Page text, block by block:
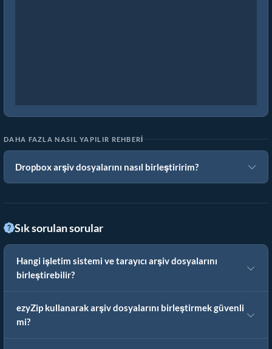
DAHA FAZLA NASIL YAPILIR REHBERI
Dropbox arşiv dosyalarını nasıl birleştiririm?
Sık sorulan sorular
Hangi işletim sistemi ve tarayıcı arşiv dosyalarını
birleştirebilir?
ezyZip kullanarak arşiv dosyalarını birleştirmek güvenli
mi?